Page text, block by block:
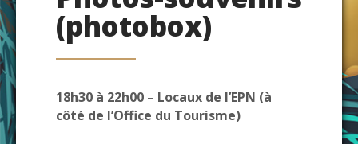
(photobox)
18h30 à 22h00 – Locaux de l’EPN (à
côté de l’Office du Tourisme)